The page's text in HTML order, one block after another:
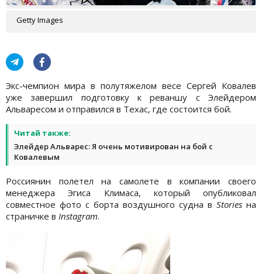
Getty Images
Экс-чемпион мира в полутяжелом весе Сергей Ковалев
уже завершил подготовку к реваншу с Элейдером
Альваресом и отправился в Техас, где состоится бой.
Читай также:
Элейдер Альварес: Я очень мотивирован на бой с
Ковалевым
Россиянин полетел на самолете в компании своего
менеджера Эгиса Климаса, который опубликовал
совместное фото с борта воздушного судна в Stories на
страничке в Instagram.